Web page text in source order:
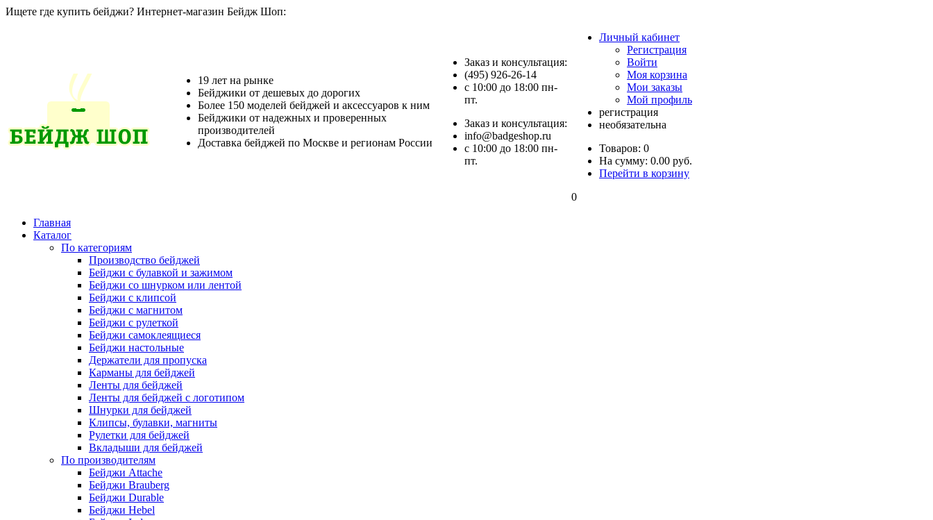
Ищете где купить бейджи? Интернет-магазин Бейдж Шоп:
19 лет на рынке
Бейджики от дешевых до дорогих
Более 150 моделей бейджей и аксессуаров к ним
Бейджики от надежных и проверенных
производителей
Доставка бейджей по Москве и регионам России
Заказ и консультация:
(495) 926-26-14
c 10:00 до 18:00 пн-
пт.
Заказ и консультация:
info@badgeshop.ru
c 10:00 до 18:00 пн-
пт.
Личный кабинет
Регистрация
Войти
Моя корзина
Мои заказы
Мой профиль
регистрация
необязательна
Товаров: 0
На сумму: 0.00 руб.
Перейти в корзину
0
Главная
Каталог
По категориям
Производство бейджей
Бейджи с булавкой и зажимом
Бейджи со шнурком или лентой
Бейджи с клипсой
Бейджи с магнитом
Бейджи с рулеткой
Бейджи самоклеящиеся
Бейджи настольные
Держатели для пропуска
Карманы для бейджей
Ленты для бейджей
Ленты для бейджей с логотипом
Шнурки для бейджей
Клипсы, булавки, магниты
Рулетки для бейджей
Вкладыши для бейджей
По производителям
Бейджи Attache
Бейджи Brauberg
Бейджи Durable
Бейджи Hebel